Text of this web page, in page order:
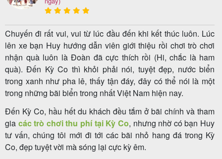
Phú
Yên
Tour
trong
nước
Combo
Quy
Chuyến đi rất vui, vui từ lúc đầu đến khi kết thúc luôn. Lúc
lên xe bạn Huy hướng dẫn viên giới thiệu rồi chơi trò chơi
nhận quà luôn là Đoàn đã cực thích rồi (Hi, chắc là ham
quà). Đến Kỳ Co thì khỏi phải nói, tuyệt đẹp, nước biển
trong xanh như pha lê, thấy tận đáy, đây có thể nói là một
trong những bãi biển trong nhất Việt Nam hiện nay.
Đến Kỳ Co, hầu hết du khách đều tắm ở bãi chính và tham
gia các trò chơi thu phí tại Kỳ Co, nhưng nhờ có bạn Huy
tư vấn, chúng tôi mới đi tới các bãi nhỏ hang đá trong Kỳ
Co, đẹp tuyệt vời mà sóng lại cực kỳ êm.